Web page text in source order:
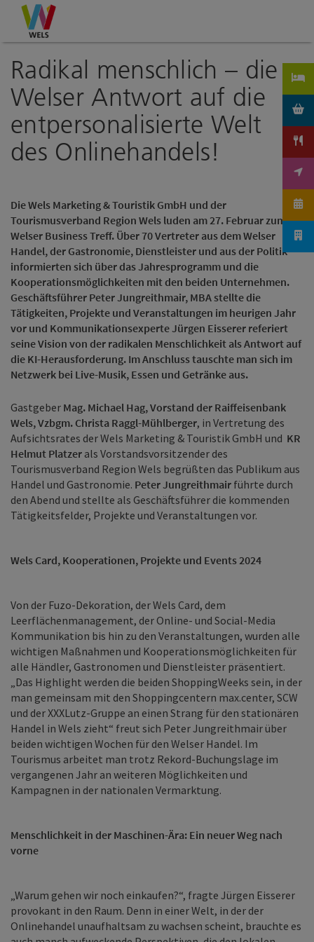
Zum Inhalt
Zur Navigation
Zum Seitenanfang
Radikal menschlich – die
Welser Antwort auf die
entpersonalisierte Welt
des Onlinehandels!
Die Wels Marketing & Touristik GmbH und der
Tourismusverband Region Wels luden am 27. Februar zum
Welser Business Treff. Über 70 Vertreter aus dem Welser
Handel, der Gastronomie, Dienstleister und aus der Politik
informierten sich über das Jahresprogramm und die
Kooperationsmöglichkeiten mit den beiden Unternehmen.
Geschäftsführer Peter Jungreithmair, MBA stellte die
Tätigkeiten, Projekte und Veranstaltungen im heurigen Jahr
vor und Kommunikationsexperte Jürgen Eisserer referiert
seine Vision von der radikalen Menschlichkeit als Antwort auf
die KI-Herausforderung. Im Anschluss tauschte man sich im
Netzwerk bei Live-Musik, Essen und Getränke aus.
Gastgeber Mag. Michael Hag, Vorstand der Raiffeisenbank
Wels, Vzbgm. Christa Raggl-Mühlberger, in Vertretung des
Aufsichtsrates der Wels Marketing & Touristik GmbH und KR
Helmut Platzer als Vorstandsvorsitzender des
Tourismusverband Region Wels begrüßten das Publikum aus
Handel und Gastronomie. Peter Jungreithmair führte durch
den Abend und stellte als Geschäftsführer die kommenden
Tätigkeitsfelder, Projekte und Veranstaltungen vor.
Wels Card, Kooperationen, Projekte und Events 2024
Von der Fuzo-Dekoration, der Wels Card, dem
Leerflächenmanagement, der Online- und Social-Media
Kommunikation bis hin zu den Veranstaltungen, wurden alle
wichtigen Maßnahmen und Kooperationsmöglichkeiten für
alle Händler, Gastronomen und Dienstleister präsentiert.
„Das Highlight werden die beiden ShoppingWeeks sein, in der
man gemeinsam mit den Shoppingcentern max.center, SCW
und der XXXLutz-Gruppe an einen Strang für den stationären
Handel in Wels zieht“ freut sich Peter Jungreithmair über
beiden wichtigen Wochen für den Welser Handel. Im
Tourismus arbeitet man trotz Rekord-Buchungslage im
vergangenen Jahr an weiteren Möglichkeiten und
Kampagnen in der nationalen Vermarktung.
Menschlichkeit in der Maschinen-Ära: Ein neuer Weg nach
vorne
„Warum gehen wir noch einkaufen?“, fragte Jürgen Eisserer
provokant in den Raum. Denn in einer Welt, in der der
Onlinehandel unaufhaltsam zu wachsen scheint, brauchte es